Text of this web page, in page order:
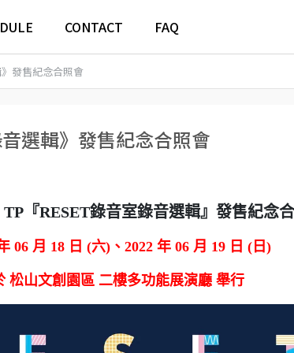
CONTACT FAQ
發售紀念合照會
選輯》發售紀念合照會
TP『RESET錄音室錄音選輯』發售紀念
06 月 18 日 (六)、2022 年 06 月 19 日 (日)
松山文創園區 二樓多功能展演廳 舉行